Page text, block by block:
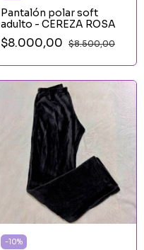
Pantalón polar soft
adulto - CEREZA ROSA
$8.000,00 $8.500,00
-10%